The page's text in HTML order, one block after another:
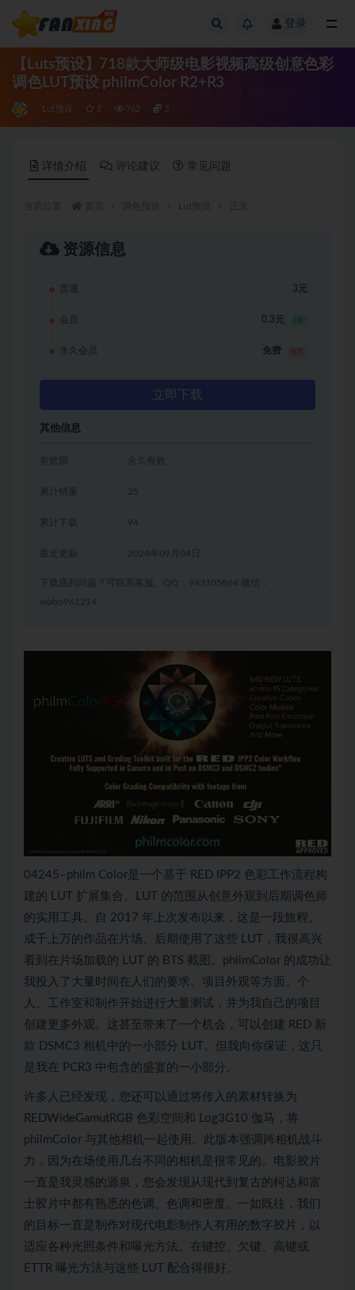
登录
【Luts预设】718款大师级电影视频高级创意色彩
调色LUT预设 philmColor R2+R3
Lut预设 2 762 3
详情介绍 评论建议 常见问题
资源信息
普通 3元
会员 0.3元 1折
永久会员 免费
立即下载
其他信息
有效期 永久有效
累计销量 25
累计下载 94
2024年09月04日
下载遇到问题？可联系客服。QQ：943105864 微信：
wubo961214
04245–philm Color是一个基于 RED IPP2 色彩工作流程构
建的 LUT 扩展集合。LUT 的范围从创意外观到后期调色师
的实用工具。自 2017 年上次发布以来，这是一段旅程。
成千上万的作品在片场、后期使用了这些 LUT，我很高兴
看到在片场加载的 LUT 的 BTS 截图。philmColor 的成功让
我投入了大量时间在人们的要求、项目外观等方面。个
人、工作室和制作开始进行大量测试，并为我自己的项目
创建更多外观。这甚至带来了一个机会，可以创建 RED 新
款 DSMC3 相机中的一小部分 LUT。但我向你保证，这只
是我在 PCR3 中包含的盛宴的一小部分。
许多人已经发现，您还可以通过将传入的素材转换为
REDWideGamutRGB 色彩空间和 Log3G10 伽马，将
philmColor 与其他相机一起使用。此版本强调跨相机战斗
力，因为在场使用几台不同的相机是很常见的。电影胶片
一直是我灵感的源泉，您会发现从现代到复古的柯达和富
士胶片中都有熟悉的色调、色调和密度。一如既往，我们
的目标一直是制作对现代电影制作人有用的数字胶片，以
适应各种光照条件和曝光方法。在键控、欠键、高键或
ETTR 曝光方法与这些 LUT 配合得很好。